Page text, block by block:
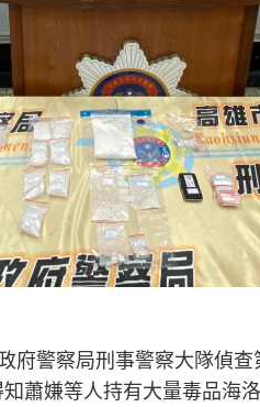
府警察局刑事警察大隊偵
蕭嫌等人持有大量毒品海